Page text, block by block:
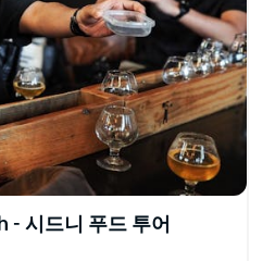
시드니 푸드 투어